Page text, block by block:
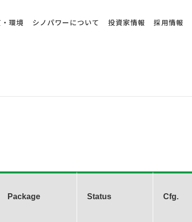
・環境 シノパワーについて 投資家情報 採用情報
Package Status Cfg.